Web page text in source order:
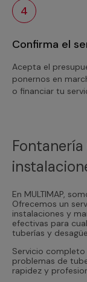
4
Confirma el
Acepta el
ponernos en
o financiar tu
En MULTIMAP,
Ofrecemos un
instalaciones y
efectivas para
tuberías y
Servicio
problemas de
rapidez y